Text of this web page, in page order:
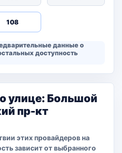
108
данные о
доступность
улице: Большой
пр-кт
этих провайдеров на
зависит от выбранного